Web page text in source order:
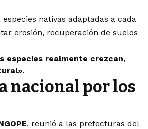
nativas adaptadas a cada
erosión, recuperación de suelos
especies realmente crezcan,
nacional por los
, reunió a las prefecturas del